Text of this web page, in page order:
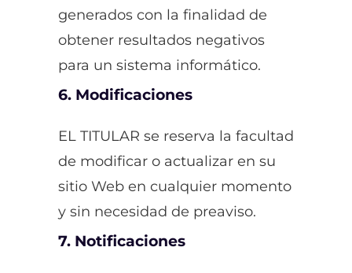
generados con la finalidad de
obtener resultados negativos
para un sistema informático.
6. Modificaciones
EL TITULAR se reserva la facultad
de modificar o actualizar en su
sitio Web en cualquier momento
y sin necesidad de preaviso.
7. Notificaciones